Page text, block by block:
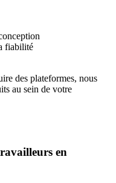
fiabilité
des plateformes, nous
au sein de votre
en